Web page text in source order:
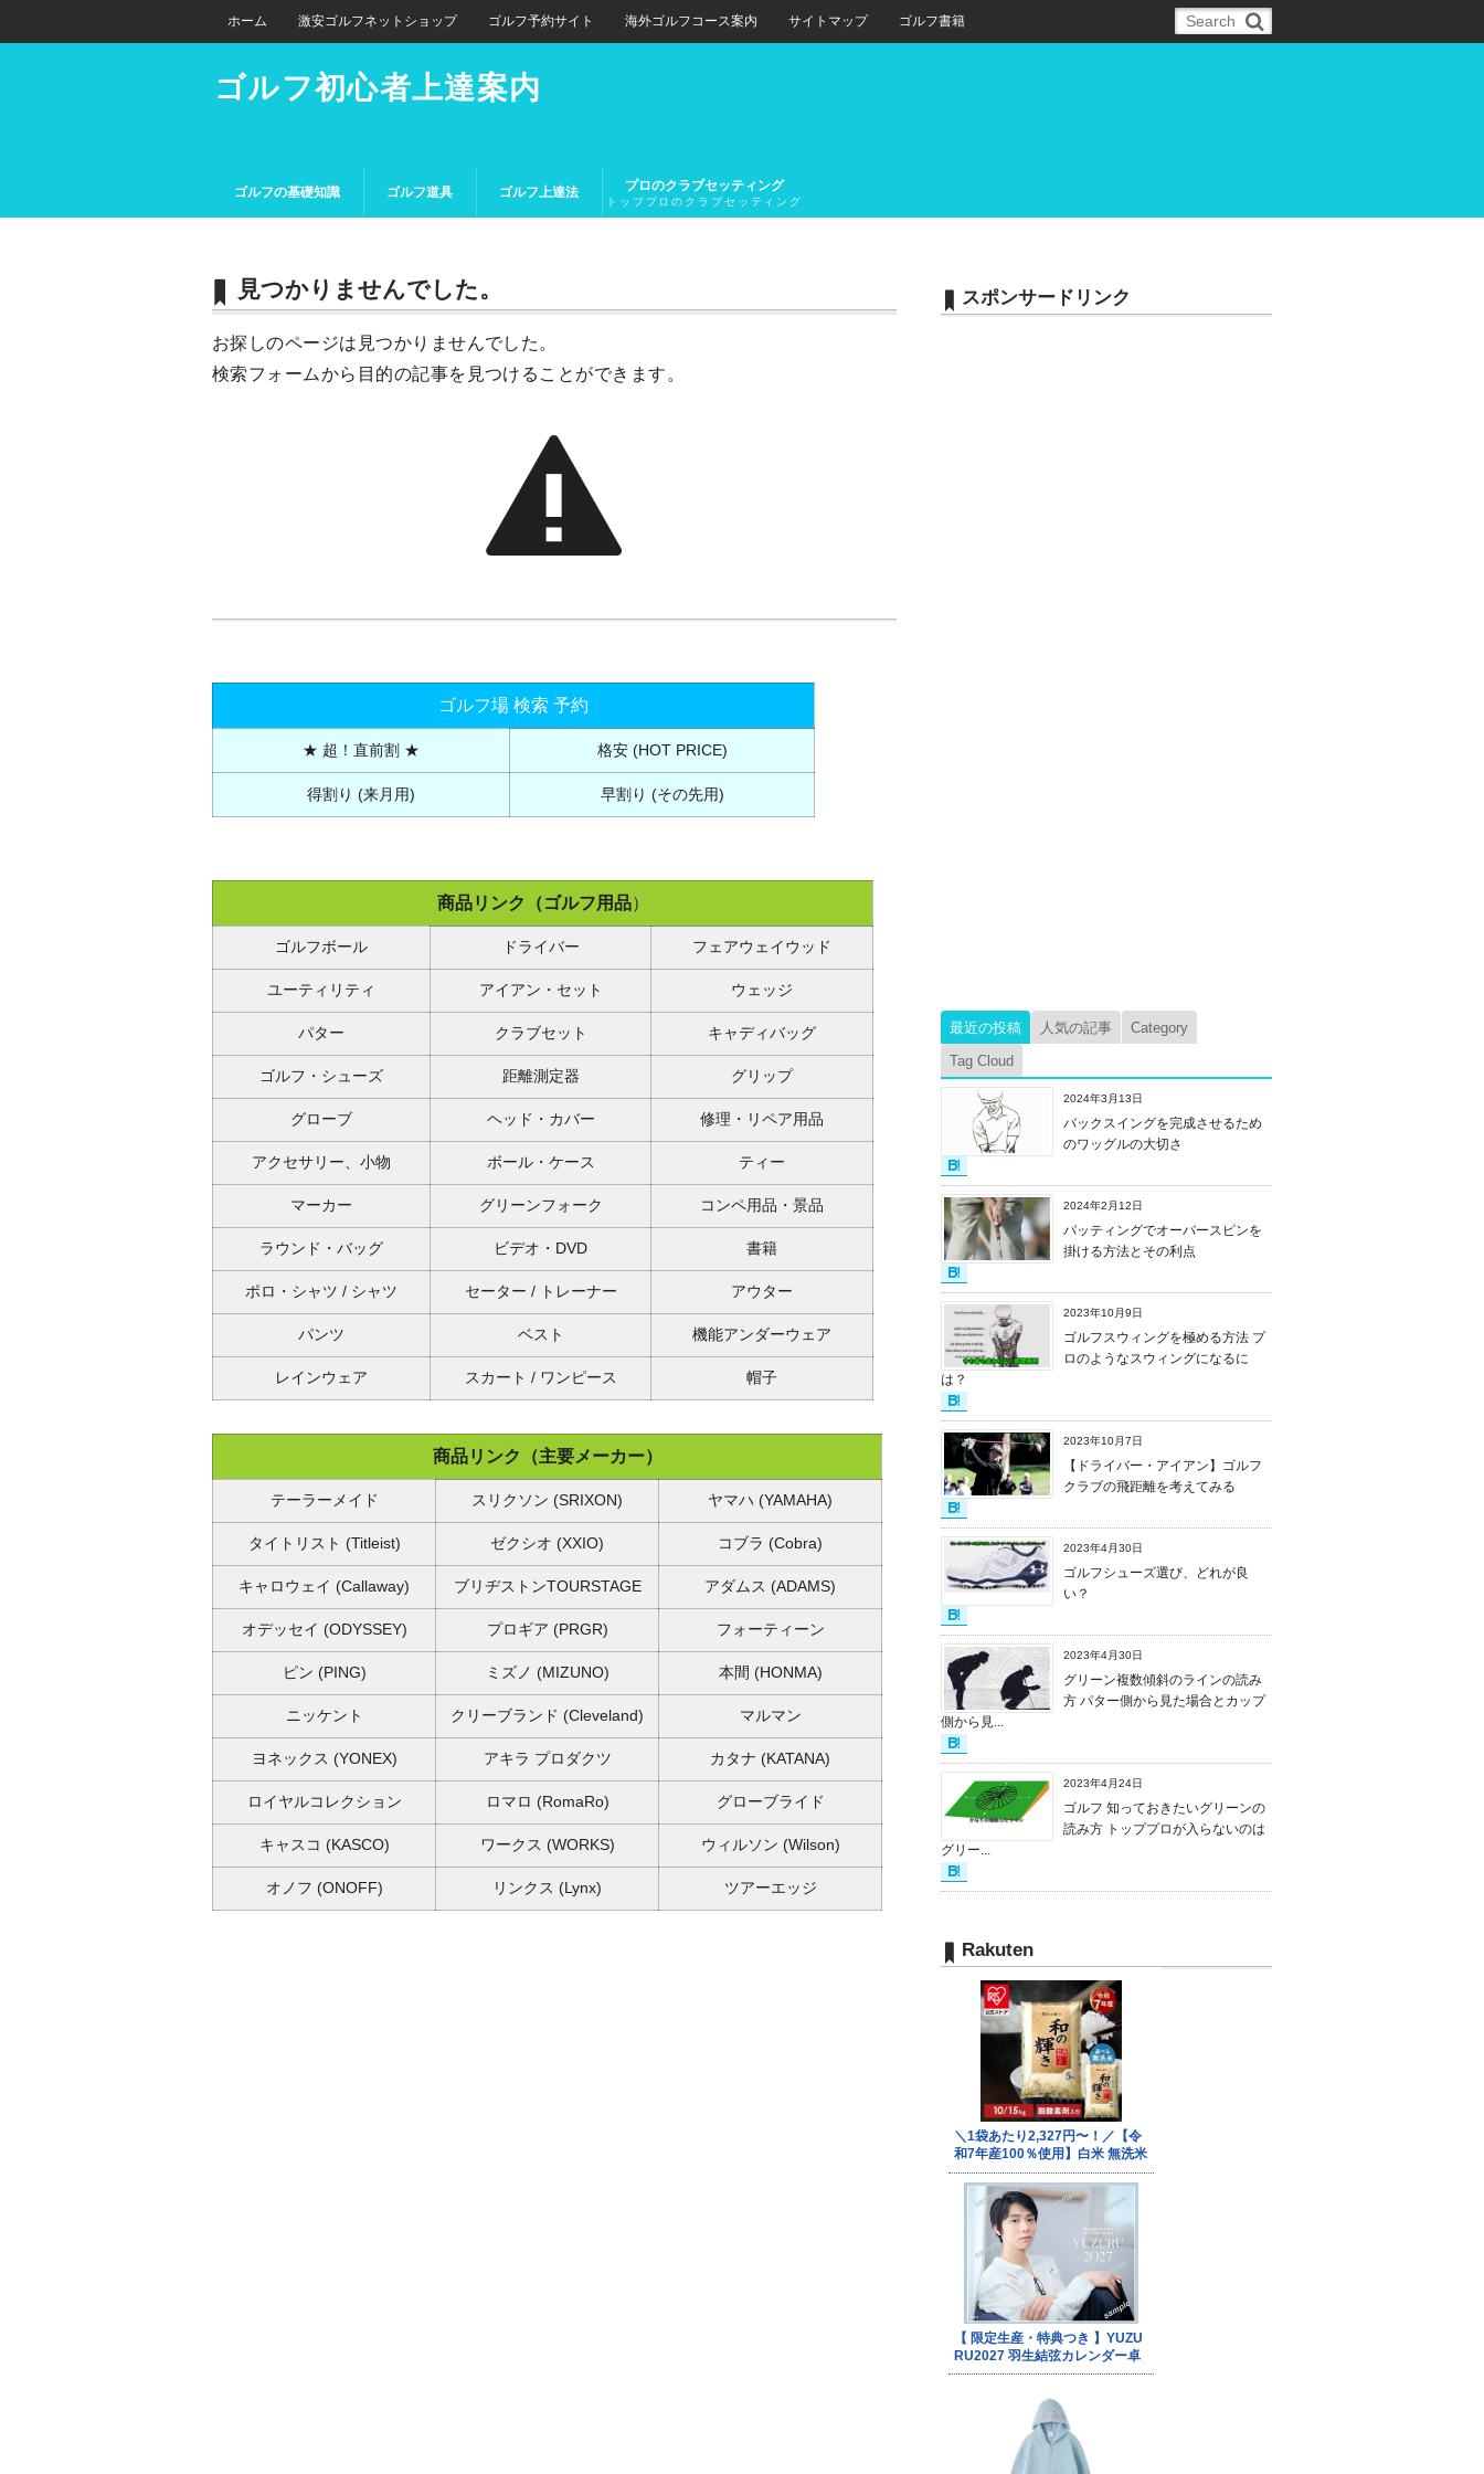
ゴルフ初心者上達案内
見つかりませんでした。
お探しのページは見つかりませんでした。
検索フォームから目的の記事を見つけることができます。
ゴルフ場 検索 予約
★ 超！直前割 ★ 格安 (HOT PRICE)
得割り (来月用) 早割り (その先用)
商品リンク（ゴルフ用品）
ゴルフボール ドライバー フェアウェイウッド
ユーティリティ アイアン・セット ウェッジ
パター クラブセット キャディバッグ
ゴルフ・シューズ 距離測定器 グリップ
グローブ ヘッド・カバー 修理・リペア用品
アクセサリー、小物 ボール・ケース ティー
マーカー グリーンフォーク コンペ用品・景品
ラウンド・バッグ ビデオ・DVD 書籍
ポロ・シャツ / シャツ セーター / トレーナー アウター
パンツ ベスト 機能アンダーウェア
レインウェア スカート / ワンピース 帽子
商品リンク（主要メーカー）
テーラーメイド スリクソン (SRIXON) ヤマハ (YAMAHA)
タイトリスト (Titleist) ゼクシオ (XXIO) コブラ (Cobra)
キャロウェイ (Callaway) ブリヂストンTOURSTAGE アダムス (ADAMS)
オデッセイ (ODYSSEY) プロギア (PRGR) フォーティーン
ピン (PING) ミズノ (MIZUNO) 本間 (HONMA)
ニッケント クリーブランド (Cleveland) マルマン
ヨネックス (YONEX) アキラ プロダクツ カタナ (KATANA)
ロイヤルコレクション ロマロ (RomaRo) グローブライド
キャスコ (KASCO) ワークス (WORKS) ウィルソン (Wilson)
オノフ (ONOFF) リンクス (Lynx) ツアーエッジ
スポンサードリンク
最近の投稿 人気の記事
Category
Tag Cloud
2024年3月13日
バックスイングを完成させるため
のワッグルの大切さ
2024年2月12日
パッティングでオーバースピンを
掛ける方法とその利点
2023年10月9日
ゴルフスウィングを極める方法 プ
ロのようなスウィングになるに
は？
2023年10月7日
【ドライバー・アイアン】ゴルフ
クラブの飛距離を考えてみる
2023年4月30日
ゴルフシューズ選び、どれが良
い？
2023年4月30日
グリーン複数傾斜のラインの読み
方 パター側から見た場合とカップ
側から見...
2023年4月24日
ゴルフ 知っておきたいグリーンの
読み方 トッププロが入らないのは
グリー...
Rakuten
ホーム 激安ゴルフネットショップ ゴルフ予約サイト 海外ゴルフコース案内 サイトマップ ゴルフ書籍
ゴルフの基礎知識 ゴルフ道具 ゴルフ上達法 プロのクラブセッティング
トッププロのクラブセッティング